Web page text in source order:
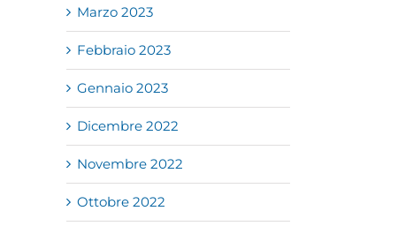
Marzo 2023
Febbraio 2023
Gennaio 2023
Dicembre 2022
Novembre 2022
Ottobre 2022